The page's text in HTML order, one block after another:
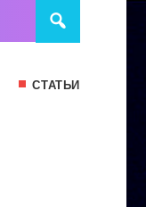
СТАТЬИ